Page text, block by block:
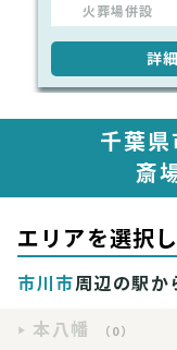
火葬場併設
詳
千葉
斎
エリアを選択
市川市周辺の駅か
本八幡
（0）